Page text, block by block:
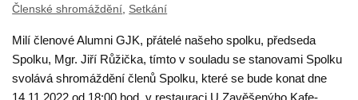
Členské shromáždění Setkání
Milí členové Alumni GJK, přátelé našeho spolku, předseda
Spolku, Mgr. Jiří Růžička, tímto v souladu se stanovami Spolku
svolává shromáždění členů Spolku, které se bude konat dne